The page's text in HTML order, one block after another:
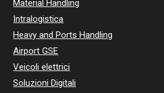
Material Handling
Intralogistica
Heavy and Ports Handling
Airport GSE
Veicoli elettrici
Soluzioni Digitali